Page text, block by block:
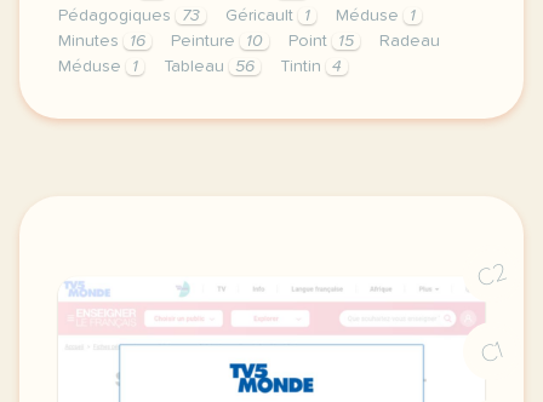
Pédagogiques
73 Géricault 1 Méduse
1
Minutes
16 Peinture 10 Point 15
Radeau
Méduse
1 Tableau 56 Tintin 4
gericault meduse une fiche sur un groupement
C2
C1